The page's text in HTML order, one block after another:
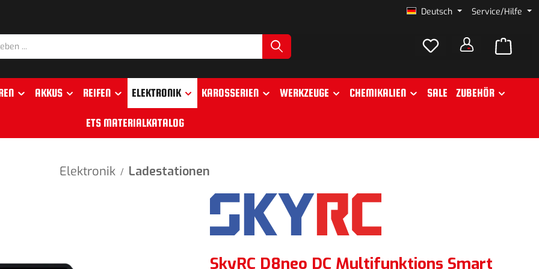
Deutsch Service/Hilfe
AKKUS REIFEN ELEKTRONIK KAROSSERIEN WERKZEUGE CHEMIKALIEN SALE ZUBEHÖR
ETS MATERIALKATALOG
Elektronik / Ladestationen
SkyRC D8neo DC Multifunktions Smart